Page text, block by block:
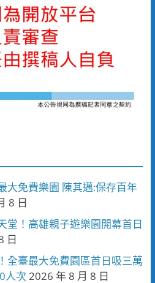
大免費樂園 陳其邁:保存百年
8 日
堂！高雄親子遊樂園開幕首日
日
全臺最大免費園區首日吸三萬
人次 2026 年 8 月 8 日